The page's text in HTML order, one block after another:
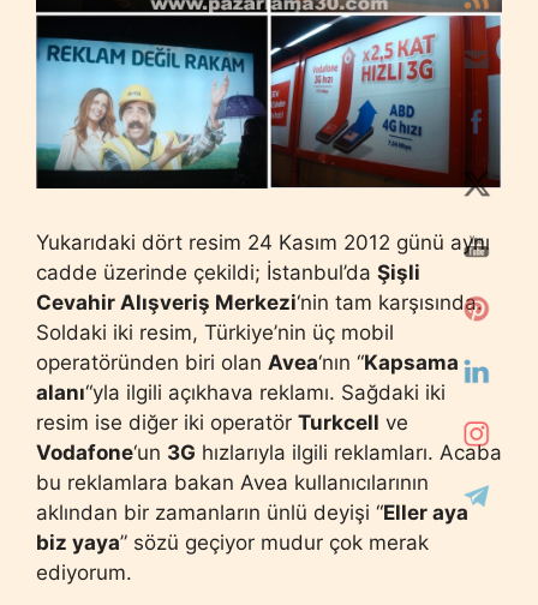
Yukarıdaki dört resim 24 Kasım 2012 günü aynı
cadde üzerinde çekildi; İstanbul’da Şişli
Cevahir Alışveriş Merkezi‘nin tam karşısında.
Soldaki iki resim, Türkiye’nin üç mobil
operatöründen biri olan Avea‘nın “Kapsama
alanı“yla ilgili açıkhava reklamı. Sağdaki iki
resim ise diğer iki operatör Turkcell ve
Vodafone‘un 3G hızlarıyla ilgili reklamları. Acaba
bu reklamlara bakan Avea kullanıcılarının
aklından bir zamanların ünlü deyişi “Eller aya
biz yaya” sözü geçiyor mudur çok merak
ediyorum.